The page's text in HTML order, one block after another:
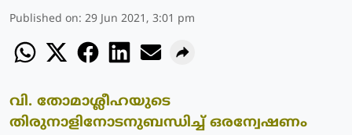
Published on: 29 Jun 2021, 3:01 pm
വി. തോമാശ്ലീഹയുടെ
തിരുനാളിനോടനുബന്ധിച്ച് ഒരന്വേഷണം